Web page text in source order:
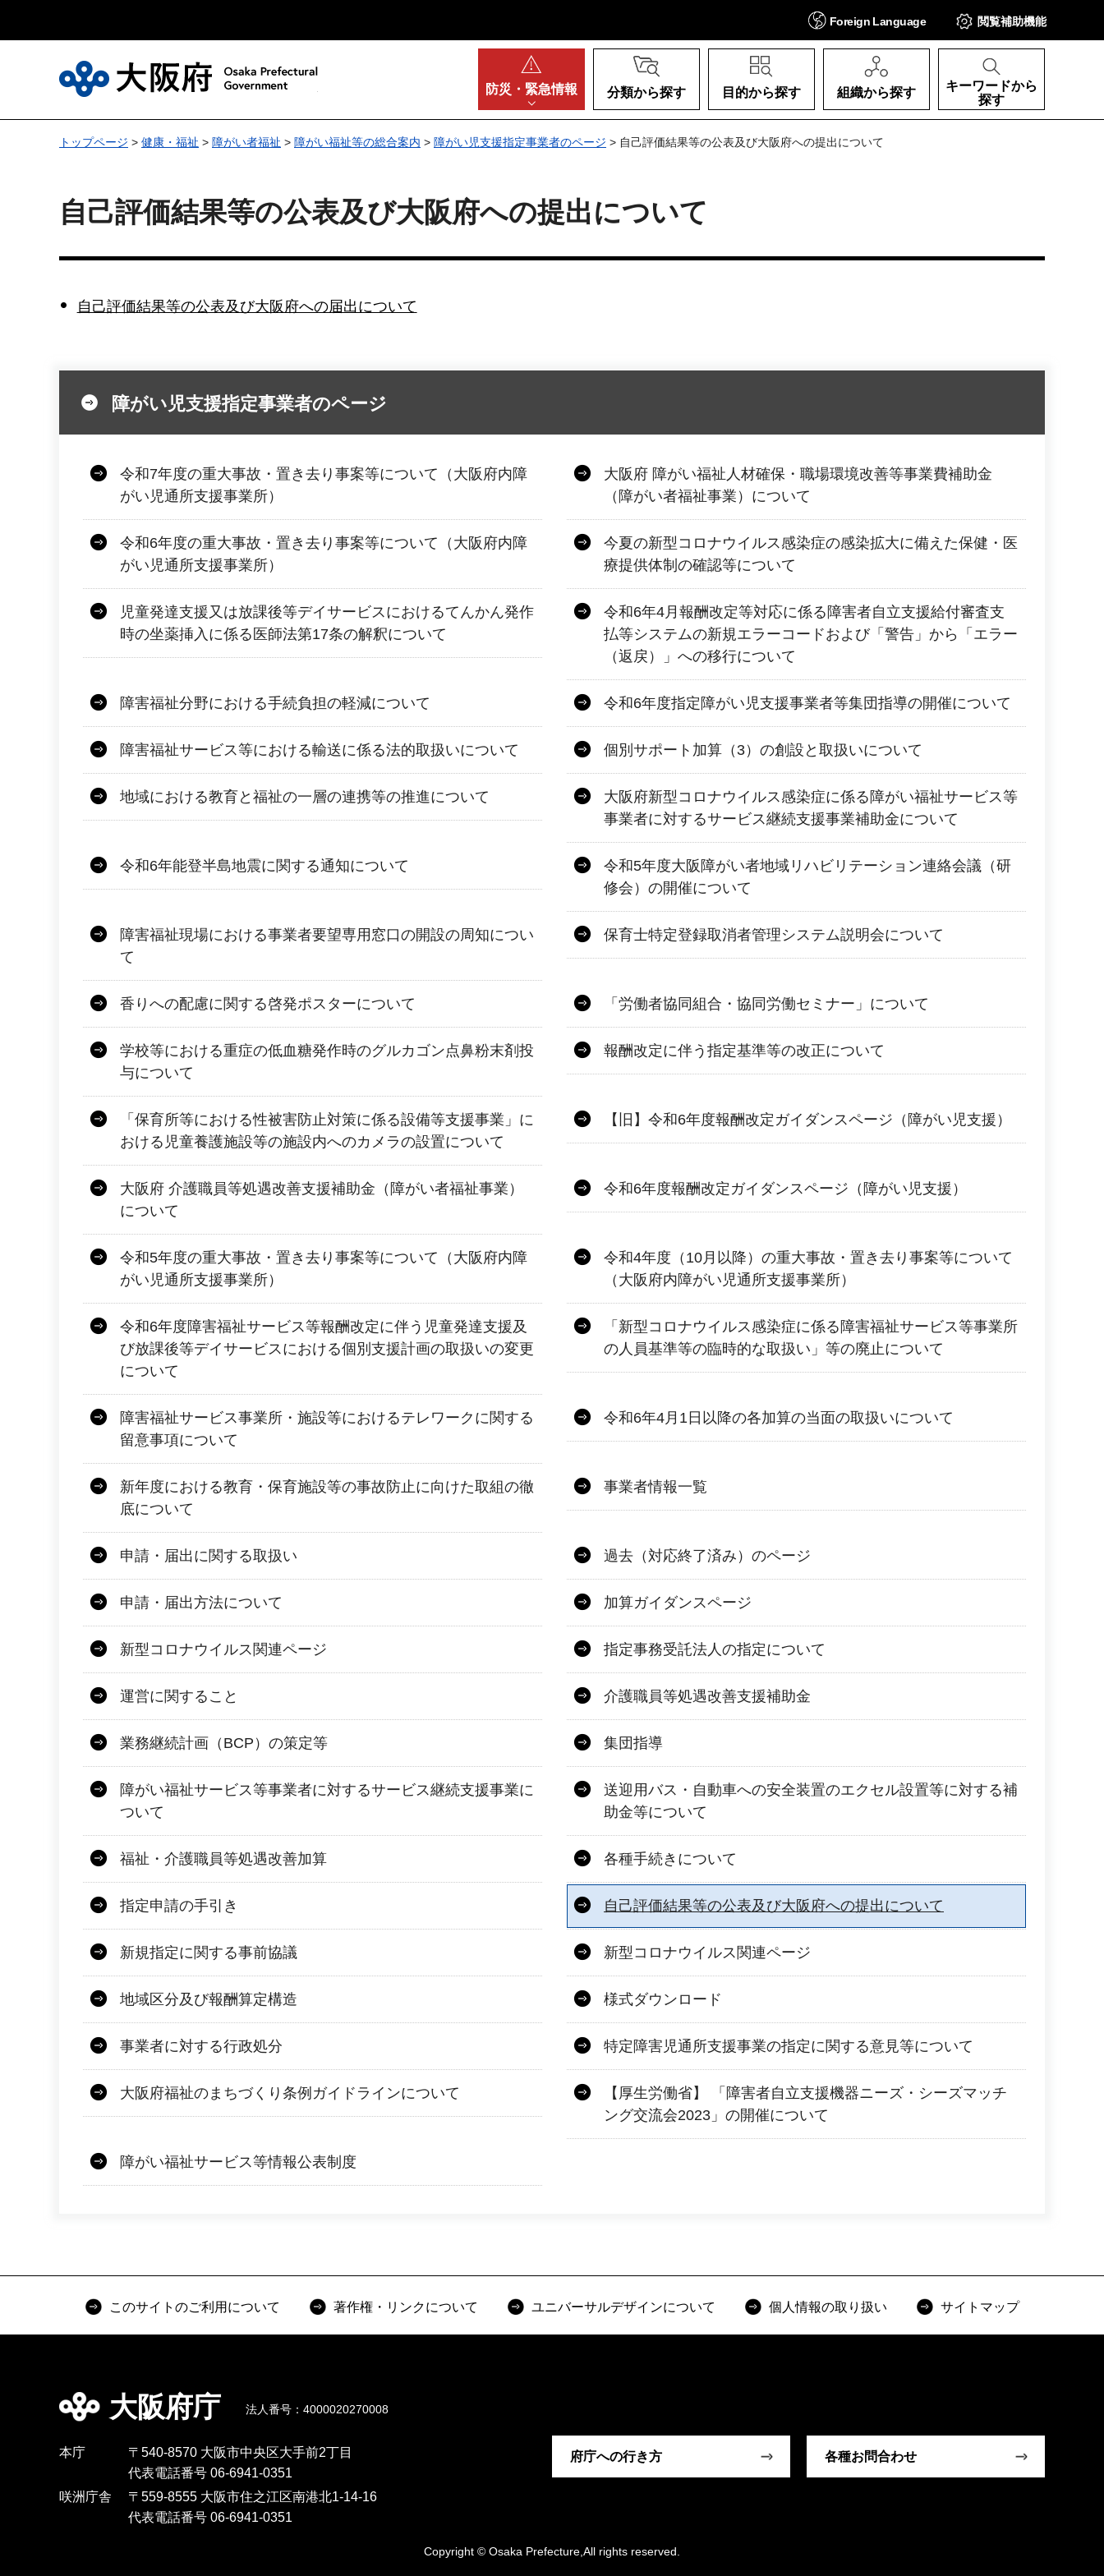
Foreign Language 閲覧補助機能
防災・ 緊急情報 分類から探す 目的から探す 組織から探す
キーワードから
探す
トップページ > 健康・福祉 > 障がい者福祉 > 障がい福祉等の総合案内 > 障がい児支援指定事業者のページ > 自己評価結果等の公表及び大阪府への提出について
自己評価結果等の公表及び大阪府への提出について
自己評価結果等の公表及び大阪府への届出について
障がい児支援指定事業者のページ
令和7年度の重大事故・置き去り事案等について（大阪府内障
がい児通所支援事業所）
大阪府 障がい福祉人材確保・職場環境改善等事業費補助金
（障がい者福祉事業）について
令和6年度の重大事故・置き去り事案等について（大阪府内障
がい児通所支援事業所）
今夏の新型コロナウイルス感染症の感染拡大に備えた保健・医
療提供体制の確認等について
児童発達支援又は放課後等デイサービスにおけるてんかん発作
時の坐薬挿入に係る医師法第17条の解釈について
令和6年4月報酬改定等対応に係る障害者自立支援給付審査支
払等システムの新規エラーコードおよび「警告」から「エラー
（返戻）」への移行について
障害福祉分野における手続負担の軽減について 令和6年度指定障がい児支援事業者等集団指導の開催について
障害福祉サービス等における輸送に係る法的取扱いについて 個別サポート加算（3）の創設と取扱いについて
地域における教育と福祉の一層の連携等の推進について
大阪府新型コロナウイルス感染症に係る障がい福祉サービス等
事業者に対するサービス継続支援事業補助金について
令和6年能登半島地震に関する通知について
令和5年度大阪障がい者地域リハビリテーション連絡会議（研
修会）の開催について
障害福祉現場における事業者要望専用窓口の開設の周知につい
て
保育士特定登録取消者管理システム説明会について
香りへの配慮に関する啓発ポスターについて 「労働者協同組合・協同労働セミナー」について
学校等における重症の低血糖発作時のグルカゴン点鼻粉末剤投
与について
報酬改定に伴う指定基準等の改正について
「保育所等における性被害防止対策に係る設備等支援事業」に
おける児童養護施設等の施設内へのカメラの設置について
【旧】令和6年度報酬改定ガイダンスページ（障がい児支援）
大阪府 介護職員等処遇改善支援補助金（障がい者福祉事業）
について
令和6年度報酬改定ガイダンスページ（障がい児支援）
令和5年度の重大事故・置き去り事案等について（大阪府内障
がい児通所支援事業所）
令和4年度（10月以降）の重大事故・置き去り事案等について
（大阪府内障がい児通所支援事業所）
令和6年度障害福祉サービス等報酬改定に伴う児童発達支援及
び放課後等デイサービスにおける個別支援計画の取扱いの変更
について
「新型コロナウイルス感染症に係る障害福祉サービス等事業所
の人員基準等の臨時的な取扱い」等の廃止について
障害福祉サービス事業所・施設等におけるテレワークに関する
留意事項について
令和6年4月1日以降の各加算の当面の取扱いについて
新年度における教育・保育施設等の事故防止に向けた取組の徹
底について
事業者情報一覧
申請・届出に関する取扱い 過去（対応終了済み）のページ
申請・届出方法について 加算ガイダンスページ
新型コロナウイルス関連ページ 指定事務受託法人の指定について
運営に関すること 介護職員等処遇改善支援補助金
業務継続計画（BCP）の策定等 集団指導
障がい福祉サービス等事業者に対するサービス継続支援事業に
ついて
送迎用バス・自動車への安全装置のエクセル設置等に対する補
助金等について
福祉・介護職員等処遇改善加算 各種手続きについて
指定申請の手引き 自己評価結果等の公表及び大阪府への提出について
新規指定に関する事前協議 新型コロナウイルス関連ページ
地域区分及び報酬算定構造 様式ダウンロード
事業者に対する行政処分 特定障害児通所支援事業の指定に関する意見等について
大阪府福祉のまちづくり条例ガイドラインについて
【厚生労働省】 「障害者自立支援機器ニーズ・シーズマッチ
ング交流会2023」の開催について
障がい福祉サービス等情報公表制度
このサイトのご利用について 著作権・リンクについて ユニバーサルデザインについて 個人情報の取り扱い サイトマップ
大阪府庁 法人番号：4000020270008
本庁
〒540-8570 大阪市中央区大手前2丁目
代表電話番号 06-6941-0351
咲洲庁舎
〒559-8555 大阪市住之江区南港北1-14-16
代表電話番号 06-6941-0351
府庁への行き方 各種お問合わせ
Copyright © Osaka Prefecture,All rights reserved.